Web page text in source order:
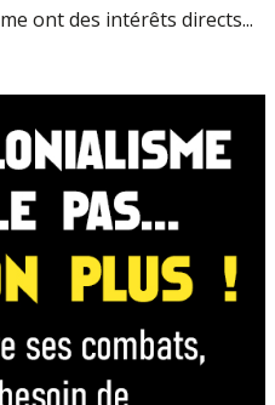
ont des intérêts directs...